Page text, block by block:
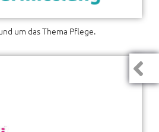
um das Thema Pflege.